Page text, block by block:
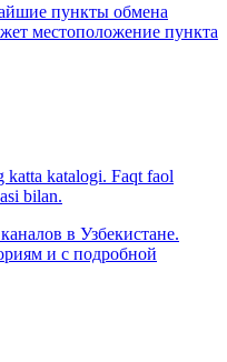
пункты обмена
местоположение пункта
katta katalogi. Faqt faol
bilan.
в Узбекистане.
и с подробной